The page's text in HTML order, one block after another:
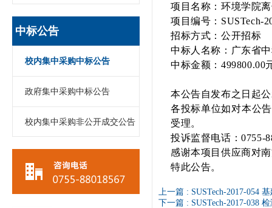
中标公告
校内集中采购中标公告
政府集中采购中标公告
校内集中采购非公开成交公告
项目名称： 环境学院
项目编号：SUSTech-
招标方式：公开招标
中标人名称： 广东省
中标金额： 499800.00
本公告自发布之日起
各投标单位如对本公
受理。
投诉监督电话：0755-
感谢本项目供应商对
特此公告。
上一篇 : SUSTech-2017-054
下一篇 : SUSTech-2017-038